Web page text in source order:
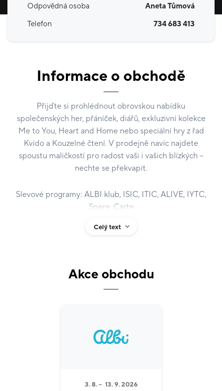
Odpovědná osoba
Aneta Tůmová
Telefon
734 683 413
Informace o obchodě
Přijďte si prohlédnout obrovskou nabídku
společenských her, přáníček, diářů, exkluzivní kolekce
Me to You, Heart and Home nebo speciální hry z řad
Kvído a Kouzelné čtení. V prodejně navíc najdete
spoustu maličkostí pro radost vaši i vašich blízkých –
nechte se překvapit.
Slevové programy: ALBI klub, ISIC, ITIC, ALIVE, IYTC,
Spere, Carte
V ALBI FOUKÁME RADOST
nebo třeba dětskou párty? Díky Albi to teď bude
velikostí, s nápisem nebo bez. Rádi vám vytvoříme i
balónkové kytice na míru. Na balónky můžeme přidat
Celý text
Akce obchodu
3. 8. – 13. 9. 2026